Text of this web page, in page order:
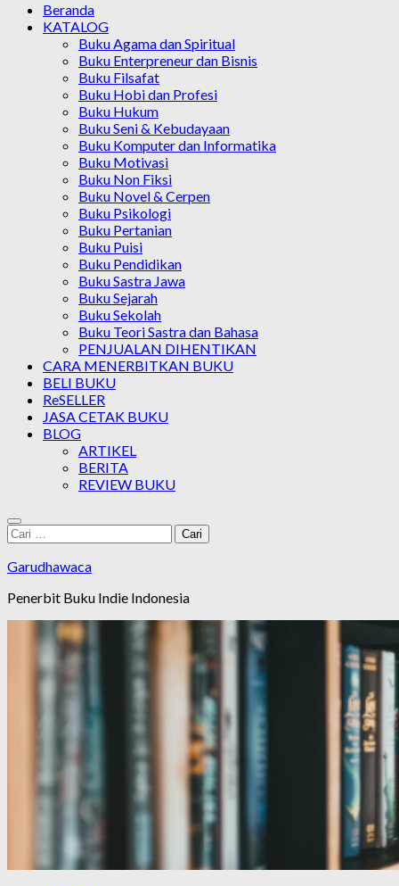
Beranda
KATALOG
Buku Agama dan Spiritual
Buku Enterpreneur dan Bisnis
Buku Filsafat
Buku Hobi dan Profesi
Buku Hukum
Buku Seni & Kebudayaan
Buku Komputer dan Informatika
Buku Motivasi
Buku Non Fiksi
Buku Novel & Cerpen
Buku Psikologi
Buku Pertanian
Buku Puisi
Buku Pendidikan
Buku Sastra Jawa
Buku Sejarah
Buku Sekolah
Buku Teori Sastra dan Bahasa
PENJUALAN DIHENTIKAN
CARA MENERBITKAN BUKU
BELI BUKU
ReSELLER
JASA CETAK BUKU
BLOG
ARTIKEL
BERITA
REVIEW BUKU
Cari
untuk:
Garudhawaca
Penerbit Buku Indie Indonesia